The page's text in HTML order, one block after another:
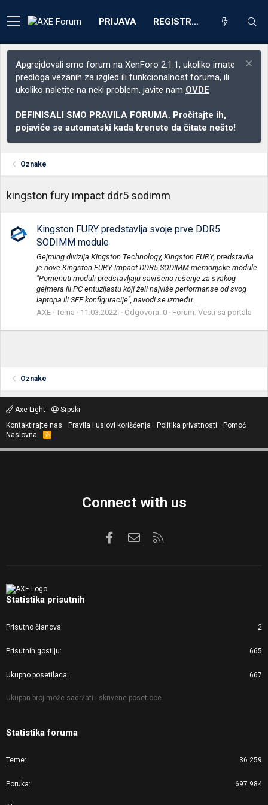
PRIJAVA REGISTRACIJA
Apgrejdovali smo forum na XenForo 2.1.1, ukoliko imate
predloga vezanih za izgled ili funkcionalnost foruma, ili
ukoliko naletite na neki problem, javite nam OVDE
DEFINISALI SMO PRAVILA FORUMA. Pročitajte ih,
pojaviće se automatski kada krenete da čitate nešto!
Oznake
kingston fury impact ddr5 sodimm
Kingston FURY predstavlja svoje prve DDR5
SODIMM module
Gejming divizija Kingston Technology, Kingston FURY, predstavila
je nove Kingston FURY Impact DDR5 SODIMM memorijske module.
"Pomenuti moduli predstavljaju savršeno rešenje za svakog
gejmera ili PC entuzijastu koji želi najviše performanse od svog
laptopa ili SFF konfiguracije", navodi se između...
AXE Tema 11.03.2022. Odgovora: 0 Forum: Vesti sa portala
Oznake
Axe Light
Srpski
Kontaktirajte nas
Pravila i uslovi korišćenja Politika privatnosti
Pomoć
Naslovna
R
S
Connect with us
FacebookKontaktirajte nas
Statistika prisutnih
Prisutno članova 2
Prisutnih gostiju 665
Ukupno posetilaca 667
Ukupan broj može sadržati i skrivene posetioce.
Statistika foruma
Teme 36.259
Poruka 697.984